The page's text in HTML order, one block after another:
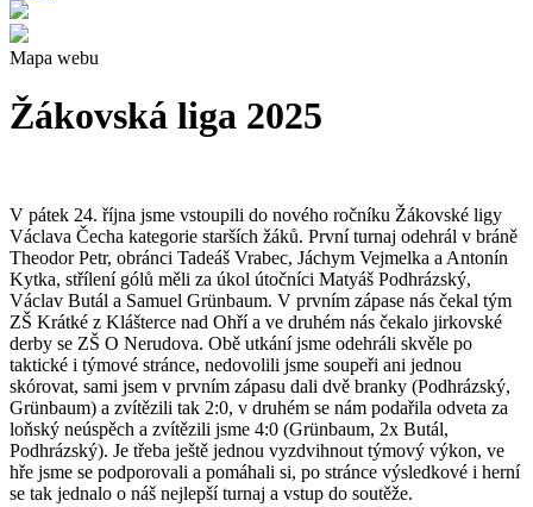
Mapa webu
Žákovská liga 2025
V pátek 24. října jsme vstoupili do nového ročníku Žákovské ligy
Václava Čecha kategorie starších žáků. První turnaj odehrál v bráně
Theodor Petr, obránci Tadeáš Vrabec, Jáchym Vejmelka a Antonín
Kytka, střílení gólů měli za úkol útočníci Matyáš Podhrázský,
Václav Butál a Samuel Grünbaum. V prvním zápase nás čekal tým
ZŠ Krátké z Klášterce nad Ohří a ve druhém nás čekalo jirkovské
derby se ZŠ O Nerudova. Obě utkání jsme odehráli skvěle po
taktické i týmové stránce, nedovolili jsme soupeři ani jednou
skórovat, sami jsem v prvním zápasu dali dvě branky (Podhrázský,
Grünbaum) a zvítězili tak 2:0, v druhém se nám podařila odveta za
loňský neúspěch a zvítězili jsme 4:0 (Grünbaum, 2x Butál,
Podhrázský). Je třeba ještě jednou vyzdvihnout týmový výkon, ve
hře jsme se podporovali a pomáhali si, po stránce výsledkové i herní
se tak jednalo o náš nejlepší turnaj a vstup do soutěže.